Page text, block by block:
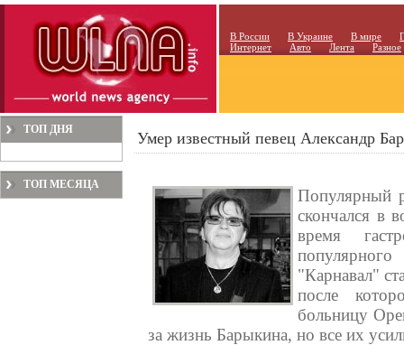
В России В Украине В мире
Интернет
Авто Лента Разное
ТОП ДНЯ
ТОП МЕСЯЦА
Умер известный певец Александр
Популярный
скончался в
время
"Карнавал"
после
больницу
за жизнь Барыкина, но все их